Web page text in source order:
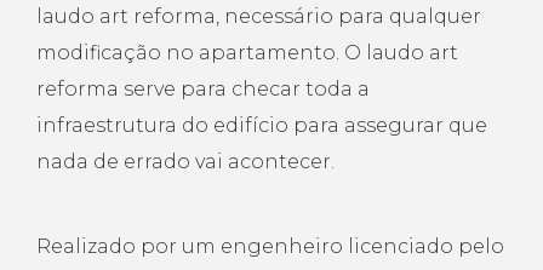
laudo art reforma, necessário para qualquer
modificação no apartamento. O laudo art
reforma serve para checar toda a
infraestrutura do edifício para assegurar que
nada de errado vai acontecer.
Realizado por um engenheiro licenciado pelo